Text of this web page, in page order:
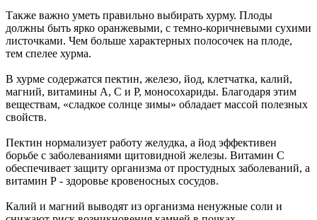
Также важно уметь правильно выбирать хурму. Плоды
должны быть ярко оранжевыми, с темно-коричневыми сухими
листочками. Чем больше характерных полосочек на плоде,
тем спелее хурма.
В хурме содержатся пектин, железо, йод, клетчатка, калий,
магний, витамины А, С и Р, моносохариды. Благодаря этим
веществам, «сладкое солнце зимы» обладает массой полезных
свойств.
Пектин нормализует работу желудка, а йод эффективен
борьбе с заболеваниями щитовидной железы. Витамин С
обеспечивает защиту организма от простудных заболеваний, а
витамин Р - здоровье кровеносных сосудов.
Калий и магний выводят из организма ненужные соли и